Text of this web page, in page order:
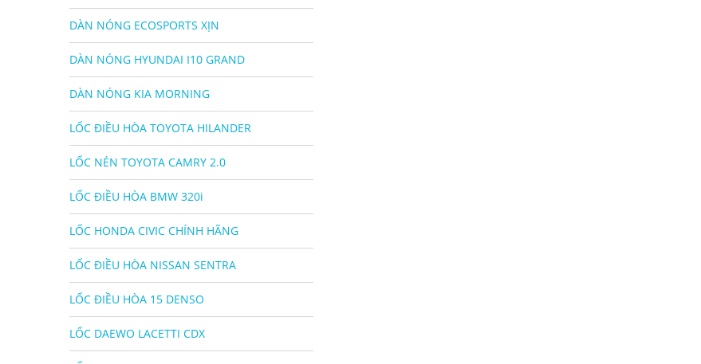
DÀN NÓNG ECOSPORTS XỊN
DÀN NÓNG HYUNDAI I10 GRAND
DÀN NÓNG KIA MORNING
LỐC ĐIỀU HÒA TOYOTA HILANDER
LỐC NÉN TOYOTA CAMRY 2.0
LỐC ĐIỀU HÒA BMW 320i
LỐC HONDA CIVIC CHÍNH HÃNG
LỐC ĐIỀU HÒA NISSAN SENTRA
LỐC ĐIỀU HÒA 15 DENSO
LỐC DAEWO LACETTI CDX